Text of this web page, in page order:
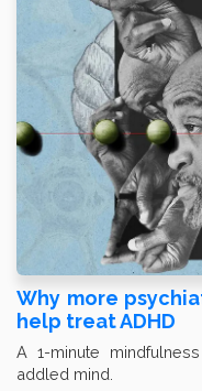
Why more
help treat ADHD
A 1-minute
addled mind.